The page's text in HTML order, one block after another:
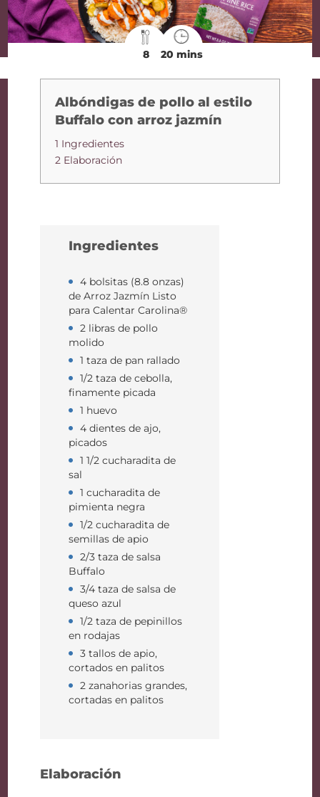
8 20 mins
Albóndigas de pollo al estilo
Buffalo con arroz jazmín
1 Ingredientes
2 Elaboración
Ingredientes
4 bolsitas (8.8 onzas)
de Arroz Jazmín Listo
para Calentar Carolina®
2 libras de pollo
molido
1 taza de pan rallado
1/2 taza de cebolla,
finamente picada
1 huevo
4 dientes de ajo,
picados
1 1/2 cucharadita de
sal
1 cucharadita de
pimienta negra
1/2 cucharadita de
semillas de apio
2/3 taza de salsa
Buffalo
3/4 taza de salsa de
queso azul
1/2 taza de pepinillos
en rodajas
3 tallos de apio,
cortados en palitos
2 zanahorias grandes,
cortadas en palitos
Elaboración